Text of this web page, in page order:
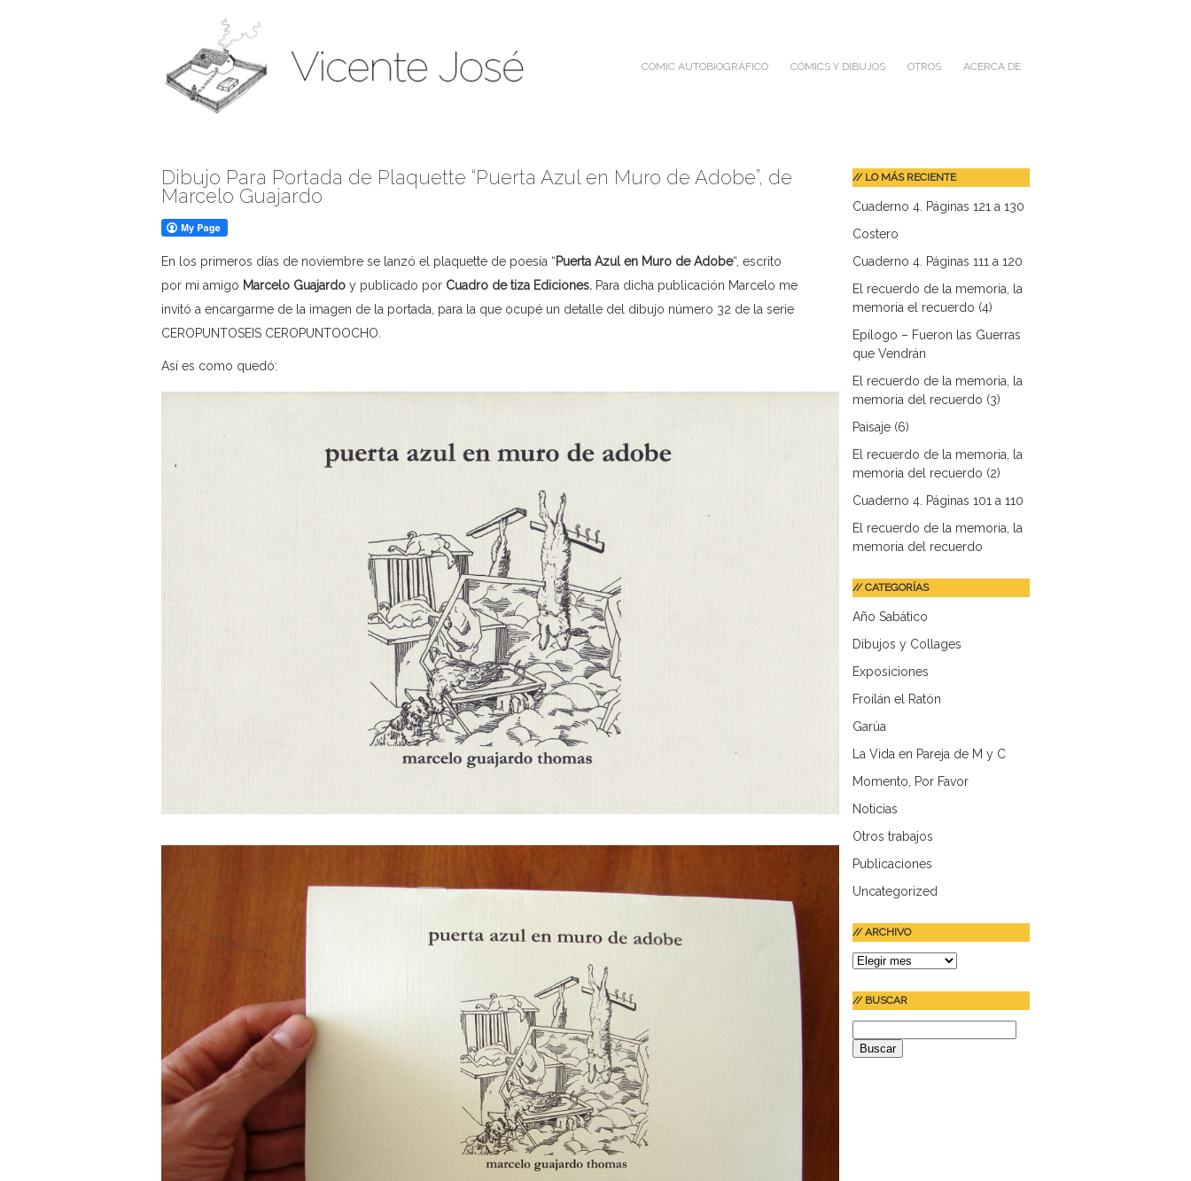
CÓMIC AUTOBIOGRÁFICO CÓMICS Y DIBUJOS OTROS ACERCA DE
Dibujo Para Portada de Plaquette “Puerta Azul en Muro de Adobe”, de
Marcelo Guajardo
En los primeros días de noviembre se lanzó el plaquette de poesía “Puerta Azul en Muro de Adobe“, escrito
por mi amigo Marcelo Guajardo y publicado por Cuadro de tiza Ediciones. Para dicha publicación Marcelo me
invitó a encargarme de la imagen de la portada, para la que ocupé un detalle del dibujo número 32 de la serie
CEROPUNTOSEIS CEROPUNTOOCHO.
Así es como quedó:
// LO MÁS RECIENTE
Cuaderno 4. Páginas 121 a 130
Costero
Cuaderno 4. Páginas 111 a 120
El recuerdo de la memoria, la
memoria el recuerdo (4)
Epílogo – Fueron las Guerras
que Vendrán
El recuerdo de la memoria, la
memoria del recuerdo (3)
Paisaje (6)
El recuerdo de la memoria, la
memoria del recuerdo (2)
Cuaderno 4. Páginas 101 a 110
El recuerdo de la memoria, la
memoria del recuerdo
// CATEGORÍAS
Año Sabático
Dibujos y Collages
Exposiciones
Froilán el Ratón
Garúa
La Vida en Pareja de M y C
Momento, Por Favor
Noticias
Otros trabajos
Publicaciones
Uncategorized
// ARCHIVO
//
// BUSCAR